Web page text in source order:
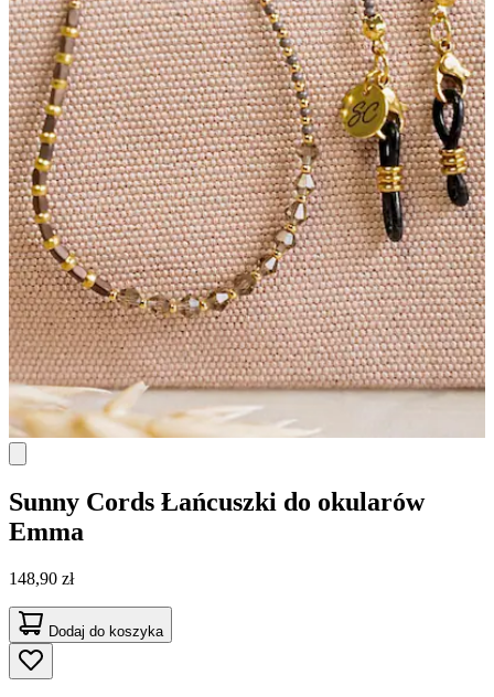
Sunny Cords Łańcuszki do okularów
Emma
148,90 zł
Dodaj do koszyka